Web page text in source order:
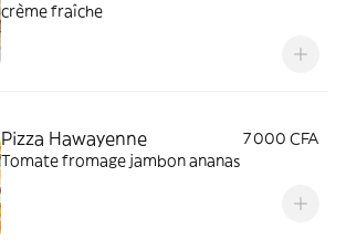
crème fraîche
Pizza Hawayenne
7 000 CFA
Tomate fromage jambon ananas